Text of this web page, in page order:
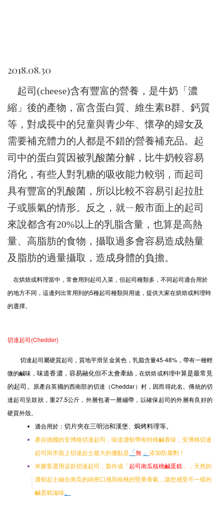
2018.08.30
起司(cheese)含有豐富的營養，是牛奶「濃
縮」後的產物，富含蛋白質、維生素B群、鈣質
等，對成長中的兒童與青少年、懷孕的婦女及
需要補充體力的人都是不錯的營養補充品。起
司中的蛋白質因被乳酸菌分解，比牛奶較容易
消化，有些人對乳糖的吸收能力較弱，而起司
具有豐富的乳酸菌，所以比較不容易引起拉肚
子或脹氣的情形。反之，就ㄧ般市面上的起司
來說都含有20%以上的乳脂含量，也算是高熱
量、高脂肪的食物，攝取過多會容易造成熱量
及脂肪的過量攝取，造成身體的負擔。
在烘焙或料理當中，常會用到起司入菜，但起司種類多，不同起司適合用於
的地方不同，這邊列出常用到的5種起司種類與用途，提供大家在烘焙或料理時
的選擇。
切達起司(Chedder)
切達起司屬硬質起司，質地平滑呈金黃色，乳脂含量45-48%，帶有一種輕
微的鹹味，味道香濃，容易融化但不太會牽絲 ，在烘焙或料理中算是最常見
的起司。 原產自英國的西南部的切達（Cheddar）村，因而得此名。傳統的切
達起司呈鼓狀，重27.5公斤，外層包著一層繃帶，以確保起司的外層有良好的
硬質外殼。
適合用於： 切片夾在三明治和漢堡 焗烤料理等。
產自德國的安博格切達起司，味道濃郁帶有特殊鹹香味，安博格切達
起司與市面上切達起士最大的優點是 「無 」 添加防腐劑！
米樂客選用這款切達起司，製作成「起司南瓜核桃鹹蛋糕 」，天然的
濃郁起士融合南瓜的綿密口感與核桃的堅果香氣，讓您感受不一樣的
鹹蛋糕滋味。